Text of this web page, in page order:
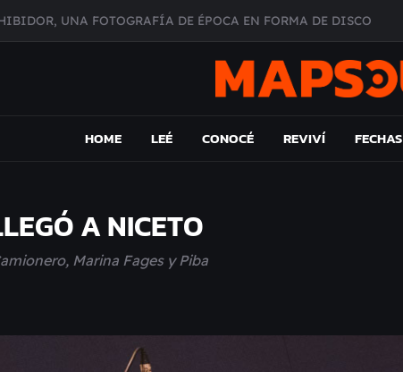
UNA FOTOGRAFÍA DE ÉPOCA EN FORMA DE DISCO
"SOY ASÍ"
de gira en HIJO DEL PAÍS: EL ENSAYO
HOME LEÉ CONOCÉ REVIVÍ FECHAS
A NICETO
Marina Fages y Piba